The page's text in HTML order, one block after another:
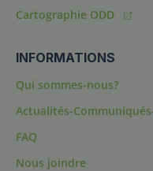
Cartographie ODD
INFORMATIONS
Qui sommes-nous?
Actualités-
FAQ
Nous joindre